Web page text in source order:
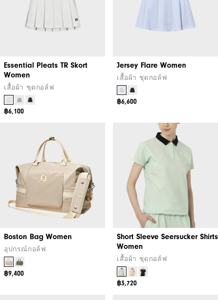
Essential Pleats TR Skort
Women
เสื้อผ้า ชุดกอล์ฟ
฿6,100
Jersey Flare Women
เสื้อผ้า ชุดกอล์ฟ
฿6,600
Boston Bag Women
อุปกรณ์กอล์ฟ
฿9,400
Short Sleeve Seersucker Shirts
Women
เสื้อผ้า ชุดกอล์ฟ
฿3,720